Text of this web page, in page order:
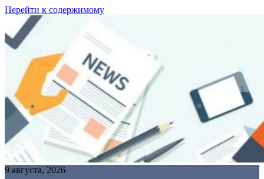
Перейти к содержимому
9 августа, 2026